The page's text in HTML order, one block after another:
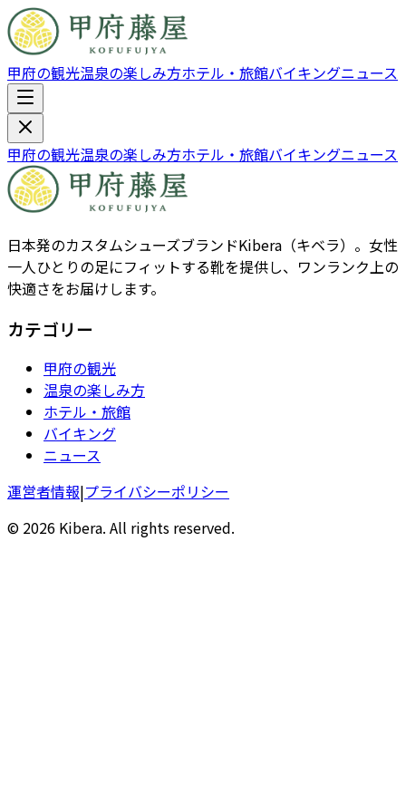
甲府の観光温泉の楽しみ方ホテル・旅館バイキングニュース
甲府の観光温泉の楽しみ方ホテル・旅館バイキングニュース
日本発のカスタムシューズブランドKibera（キベラ）。女性
一人ひとりの足にフィットする靴を提供し、ワンランク上の
快適さをお届けします。
カテゴリー
甲府の観光
温泉の楽しみ方
ホテル・旅館
バイキング
ニュース
運営者情報|プライバシーポリシー
© 2026 Kibera. All rights reserved.